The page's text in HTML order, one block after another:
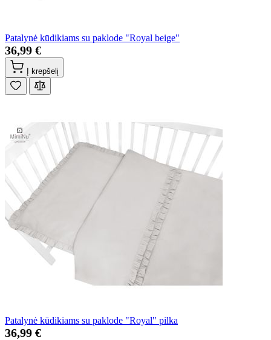
Patalynė kūdikiams su paklode "Royal beige"
36,99 €
Į krepšelį
Patalynė kūdikiams su paklode "Royal" pilka
36,99 €